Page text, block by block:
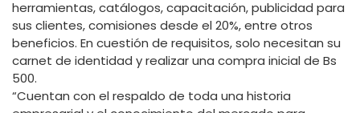
herramientas, catálogos, capacitación, publicidad para
sus clientes, comisiones desde el 20%, entre otros
beneficios. En cuestión de requisitos, solo necesitan su
carnet de identidad y realizar una compra inicial de Bs
500.
“Cuentan con el respaldo de toda una historia